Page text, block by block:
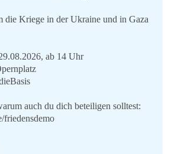
die Kriege in der Ukraine und in Gaza
ab 14 Uhr
auch du dich beteiligen solltest:
friedensdemo